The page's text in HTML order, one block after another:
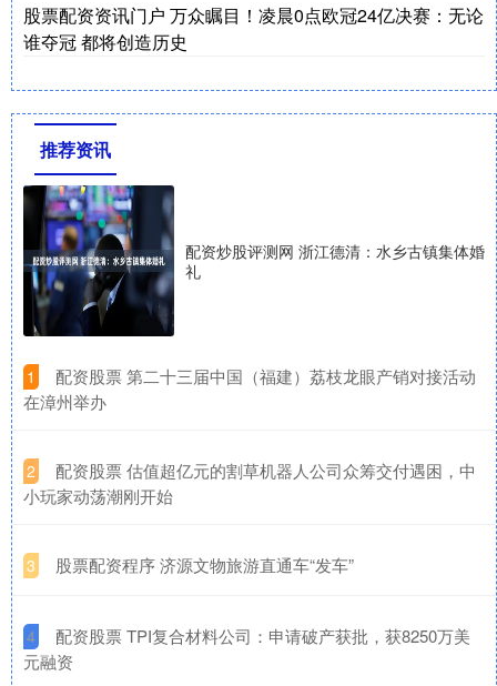
股票配资资讯门户 万众瞩目！凌晨0点欧冠24亿决赛：无论
谁夺冠 都将创造历史
推荐资讯
配资炒股评测网 浙江德清：水乡古镇集体婚
礼
1
​配资股票 第二十三届中国（福建）荔枝龙眼产销对接活动
在漳州举办
2
​配资股票 估值超亿元的割草机器人公司众筹交付遇困，中
小玩家动荡潮刚开始
3 ​股票配资程序 济源文物旅游直通车“发车”
4
​配资股票 TPI复合材料公司：申请破产获批，获8250万美
元融资